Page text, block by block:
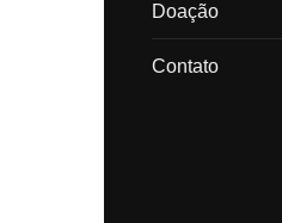
Doação
Contato